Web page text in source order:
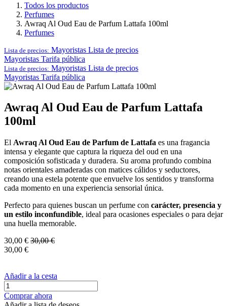
Todos los productos
Perfumes
Awraq Al Oud Eau de Parfum Lattafa 100ml
Perfumes
Lista de precios: Mayoristas Lista de precios
Mayoristas Tarifa pública
Lista de precios: Mayoristas Lista de precios
Mayoristas Tarifa pública
Awraq Al Oud Eau de Parfum Lattafa
100ml
El Awraq Al Oud Eau de Parfum de Lattafa es una fragancia
intensa y elegante que captura la riqueza del oud en una
composición sofisticada y duradera. Su aroma profundo combina
notas orientales amaderadas con matices cálidos y seductores,
creando una estela potente que envuelve los sentidos y transforma
cada momento en una experiencia sensorial única.
Perfecto para quienes buscan un perfume con carácter, presencia y
un estilo inconfundible, ideal para ocasiones especiales o para dejar
una huella memorable.
30,00 € 30,00€
30,00 €
Añadir a la cesta
Comprar ahora